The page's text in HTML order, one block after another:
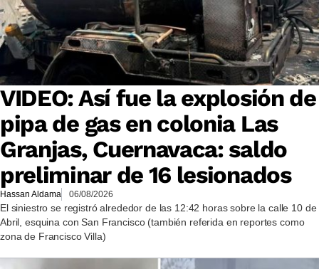
VIDEO: Así fue la explosión de
pipa de gas en colonia Las
Granjas, Cuernavaca: saldo
preliminar de 16 lesionados
Hassan Aldama 06/08/2026
El siniestro se registró alrededor de las 12:42 horas sobre la calle 10 de
Abril, esquina con San Francisco (también referida en reportes como
zona de Francisco Villa)